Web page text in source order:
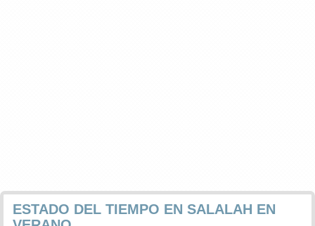
ESTADO DEL TIEMPO EN SALALAH EN